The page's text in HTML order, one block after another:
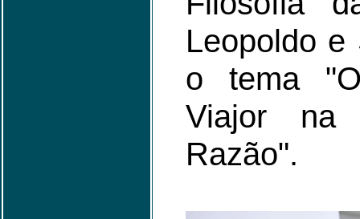
Leopoldo e
o tema
Viajor na
Razão".